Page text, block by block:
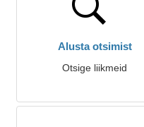
Alusta otsimist
Otsige liikmeid